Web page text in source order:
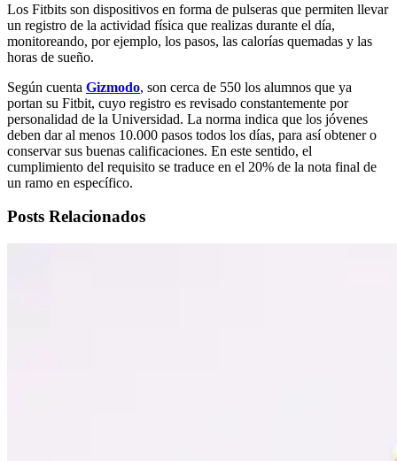
Los Fitbits son dispositivos en forma de pulseras que permiten llevar
un registro de la actividad física que realizas durante el día,
monitoreando, por ejemplo, los pasos, las calorías quemadas y las
horas de sueño.
Según cuenta Gizmodo, son cerca de 550 los alumnos que ya
portan su Fitbit, cuyo registro es revisado constantemente por
personalidad de la Universidad. La norma indica que los jóvenes
deben dar al menos 10.000 pasos todos los días, para así obtener o
conservar sus buenas calificaciones. En este sentido, el
cumplimiento del requisito se traduce en el 20% de la nota final de
un ramo en específico.
Posts Relacionados